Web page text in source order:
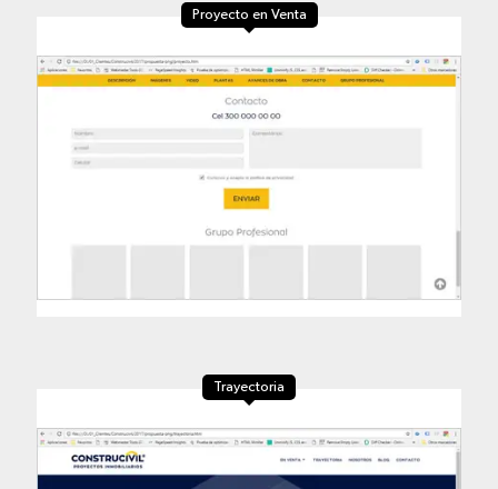
Proyecto en Venta
Trayectoria